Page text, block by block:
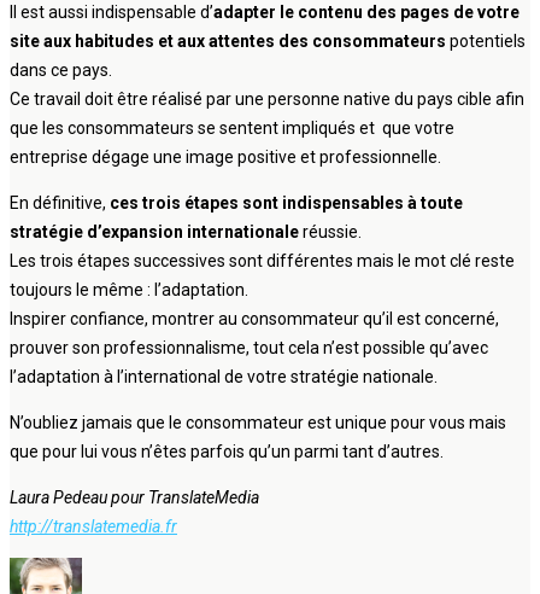
Il est aussi indispensable d’adapter le contenu des pages de votre
site aux habitudes et aux attentes des consommateurs potentiels
dans ce pays.
Ce travail doit être réalisé par une personne native du pays cible afin
que les consommateurs se sentent impliqués et que votre
entreprise dégage une image positive et professionnelle.
En définitive, ces trois étapes sont indispensables à toute
stratégie d’expansion internationaleréussie.
Les trois étapes successives sont différentes mais le mot clé reste
toujours le même : l’adaptation.
Inspirer confiance, montrer au consommateur qu’il est concerné,
prouver son professionnalisme, tout cela n’est possible qu’avec
l’adaptation à l’international de votre stratégie nationale.
N’oubliez jamais que le consommateur est unique pour vous mais
que pour lui vous n’êtes parfois qu’un parmi tant d’autres.
Laura Pedeau pour TranslateMedia
http://translatemedia.fr